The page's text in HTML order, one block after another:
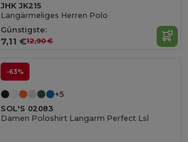
JHK JK215
Langärmeliges Herren Polo
Günstigste:
7,11 €12,90 €
-63%
+5
SOL'S 02083
Damen Poloshirt Langarm Perfect Lsl